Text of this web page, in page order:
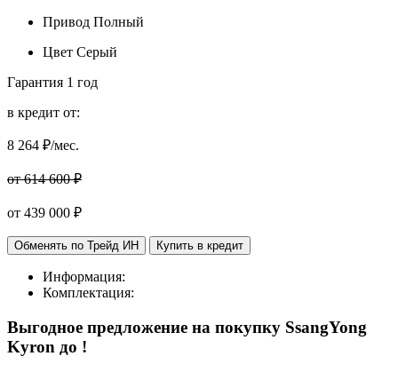
Привод Полный
Цвет Серый
Гарантия 1 год
в кредит от:
8 264 ₽/мес.
от 614 600 ₽
от 439 000 ₽
Обменять по Трейд ИН Купить в кредит
Информация:
Комплектация:
Выгодное предложение на покупку SsangYong
Kyron до !